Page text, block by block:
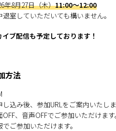
年8月27日（木）11:00～12:00
室していただいても構いません。
イブ配信も予定しております！
方法
込み後、参加URLをご案内いたしま
、音声OFFでご参加いただけます
ご参加いただけます。